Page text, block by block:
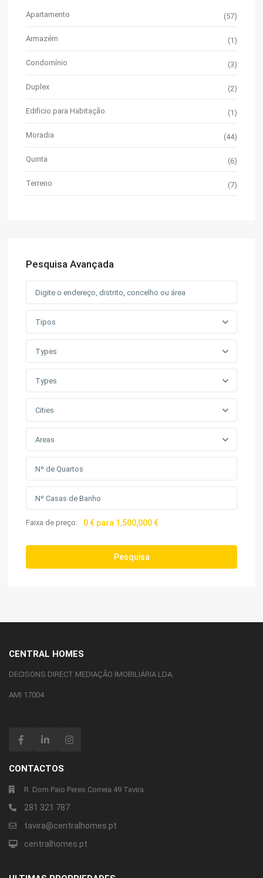
Apartamento (57)
Armazém (1)
Condomínio (3)
Duplex (2)
Edificio para Habitação (1)
Moradia (44)
Quinta (6)
Terreno (7)
Pesquisa Avançada
Tipos
Types
Types
Cities
Areas
Faixa de preço: 0 € para 1,500,000 €
Pesquisa
CENTRAL HOMES
DECISONS DIRECT MEDIAÇÃO IMOBILIÁRIA LDA.
AMI 17004
CONTACTOS
R. Dom Paio Peres Correia 49 Tavira
281 321 787
tavira@centralhomes.pt
centralhomes.pt